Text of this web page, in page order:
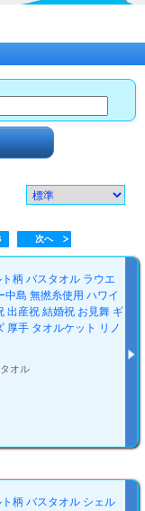
次へ
柄 バスタオル ラウエ
島 無撚糸使用 ハワイ
出産祝 結婚祝 お見舞 ギ
厚手 タオルケット リノ
オル
柄 バスタオル シェル